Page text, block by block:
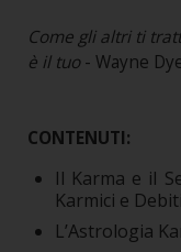
Come gli altri ti
è il tuo- Wayne
CONTENUTI:
Il Karma e il
Karmici e
L’Astrologia